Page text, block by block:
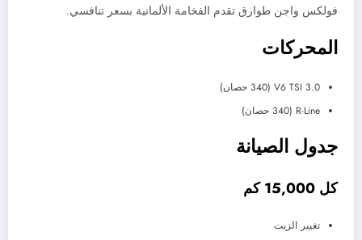
فولكس واجن طوارق تقدم الفخامة الألمانية بسعر تنافسي.
المحركات
3.0 V6 TSI (340 حصان)
R-Line (340 حصان)
جدول الصيانة
كل 15,000 كم
تغيير الزيت